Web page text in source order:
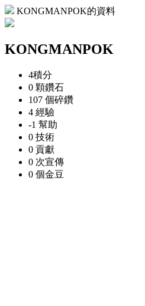
KONGMANPOK的資料
KONGMANPOK
4積分
0 顆鑽石
107 個碎鑽
4 經驗
-1 幫助
0 技術
0 貢獻
0 次宣傳
0 個金豆